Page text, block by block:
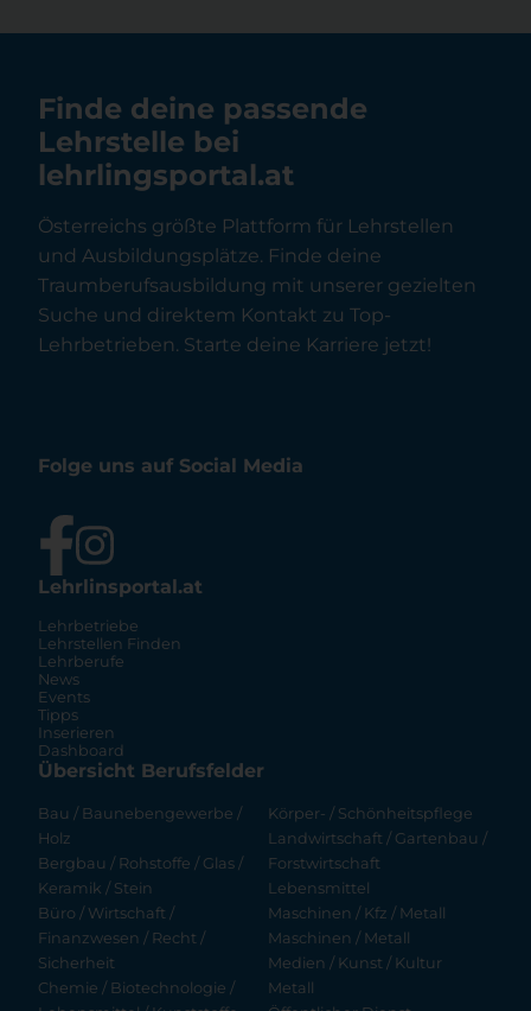
Finde deine passende
Lehrstelle bei
lehrlingsportal.at
Österreichs größte Plattform für Lehrstellen
und Ausbildungsplätze. Finde deine
Traumberufsausbildung mit unserer gezielten
Suche und direktem Kontakt zu Top-
Lehrbetrieben. Starte deine Karriere jetzt!
Folge uns auf Social Media
Lehrlinsportal.at
Lehrbetriebe
Lehrstellen Finden
Lehrberufe
News
Events
Tipps
Inserieren
Dashboard
Übersicht Berufsfelder
Bau / Baunebengewerbe /
Holz
Bergbau / Rohstoffe / Glas /
Keramik / Stein
Büro / Wirtschaft /
Finanzwesen / Recht /
Sicherheit
Chemie / Biotechnologie /
Körper- / Schönheitspflege
Landwirtschaft / Gartenbau /
Forstwirtschaft
Lebensmittel
Maschinen / Kfz / Metall
Maschinen / Metall
Medien / Kunst / Kultur
Metall